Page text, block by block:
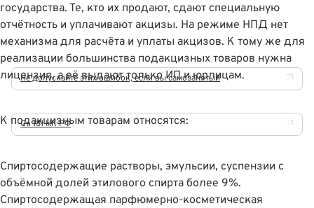
государства. Те, кто их продают, сдают специальную
отчётность и уплачивают акцизы. На режиме НПД нет
механизма для расчëта и уплаты акцизов. К тому же для
реализации большинства подакцизных товаров нужна
лицензия, а её выдают только ИП и юрлицам.
Не допускайте этих ошибок, если вы самозанятый
К подакцизным товарам относятся:
Ст. 181 НК РФ
Спиртосодержащие растворы, эмульсии, суспензии с
объëмной долей этилового спирта более 9%.
Спиртосодержащая парфюмерно-косметическая